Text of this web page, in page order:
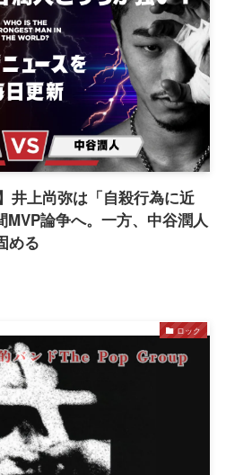
井上尚弥は「自殺行為に近
論争へ。一方、中谷潤人
める
ロック